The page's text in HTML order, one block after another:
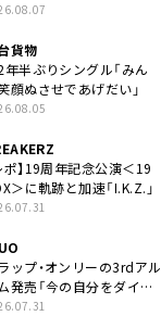
貨物
年半ぶりシングル「みん
顔ぬさせであげだい」
ポ】19周年記念公演＜19
＞に軌跡と加速「I.K.Z.」
ップ・オンリーの3rdアル
発売「今の自分をダイレ
に」